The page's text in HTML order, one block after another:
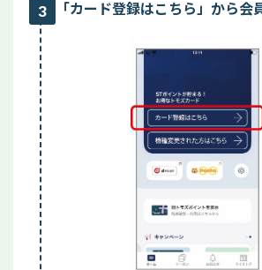
3 「カード登録はこちら」から会